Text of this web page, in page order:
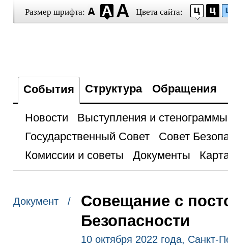
Размер шрифта: Цвета сайта:
События Структура Обращения
Новости
Выступления и стенограммы
Государственный Совет
Совет
Комиссии и советы
Документы
Документ /
Cовещание с
Безопасности
10 октября 2022 года, Санкт-